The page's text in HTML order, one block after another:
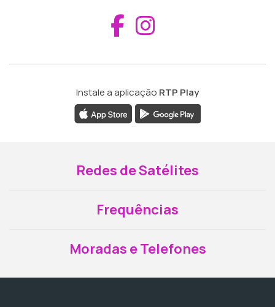
Aceder ao
Instale a aplicação RTP Play
Redes de Satélites
Frequências
Moradas e Telefones